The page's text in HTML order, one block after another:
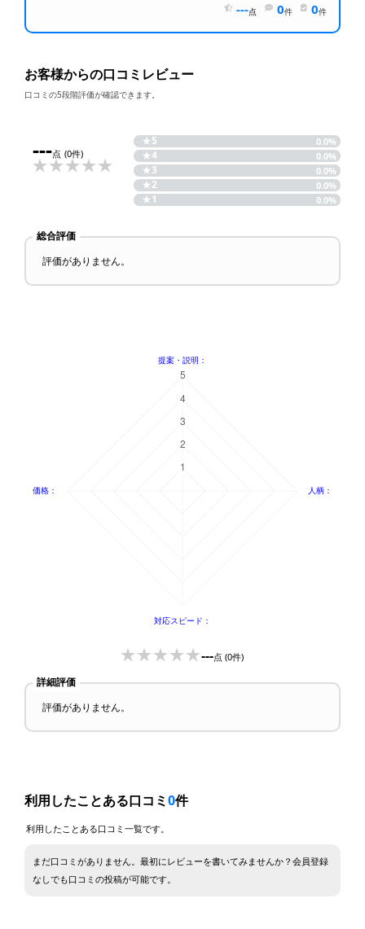
---点 0件 0件
お客様からの口コミレビュー
口コミの5段階評価が確認できます。
---点 (0件)
★5 0.0%
★4 0.0%
★3 0.0%
★2 0.0%
★1 0.0%
総合評価
評価がありません。
---点 (0件)
詳細評価
評価がありません。
利用したことある口コミ0件
利用したことある口コミ一覧です。
まだ口コミがありません。最初にレビューを書いてみませんか？会員登録
なしでも口コミの投稿が可能です。